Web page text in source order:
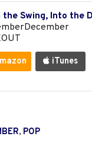
the Swing, Into the
iTunes
, POP